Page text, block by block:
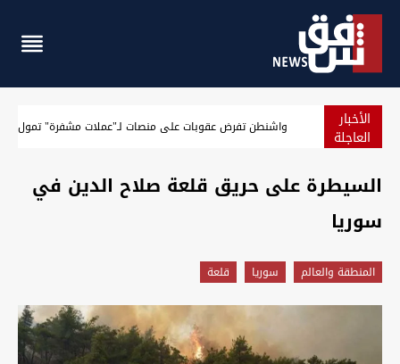
الأخبار
العاجلة الجيش الأميركي يعلن حصيلة جديدة لنتائج حصار إيران
السيطرة على حريق قلعة صلاح الدين في
سوريا
المنطقة والعالم سوريا قلعة